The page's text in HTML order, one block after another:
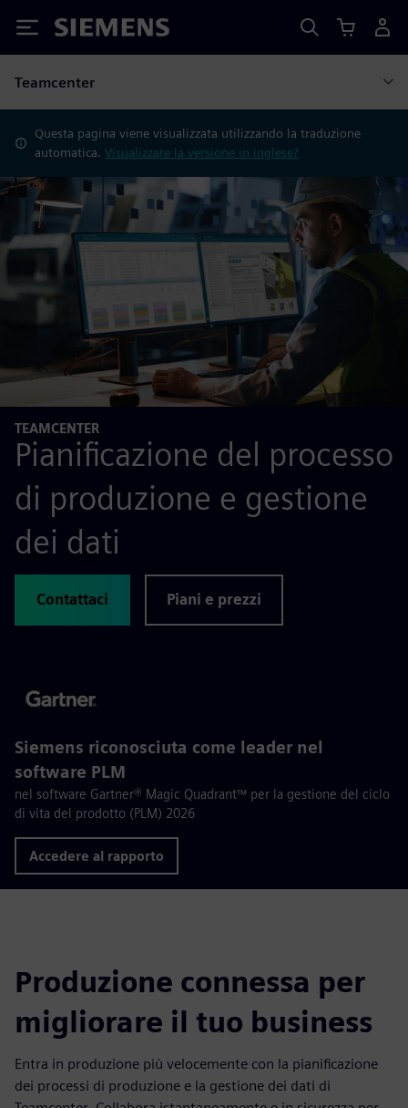
Siemens
Teamcenter
Questa pagina viene visualizzata utilizzando la traduzione
automatica.Visualizzare la versione in inglese?
TEAMCENTER
Pianificazione del processo
di produzione e gestione
dei dati
Contattaci Piani e prezzi
Siemens riconosciuta come leader nel
software PLM
nel software Gartner® Magic Quadrant™ per la gestione del ciclo
di vita del prodotto (PLM) 2026
Accedere al rapporto
Produzione connessa per
migliorare il tuo business
Entra in produzione più velocemente con la pianificazione
dei processi di produzione e la gestione dei dati di